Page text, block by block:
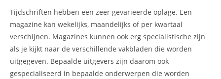
Tijdschriften hebben een zeer gevarieerde oplage. Een
magazine kan wekelijks, maandelijks of per kwartaal
verschijnen. Magazines kunnen ook erg specialistische zijn
als je kijkt naar de verschillende vakbladen die worden
uitgegeven. Bepaalde uitgevers zijn daarom ook
gespecialiseerd in bepaalde onderwerpen die worden